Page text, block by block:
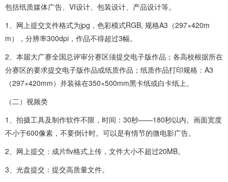
包括纸质媒体广告、VI设计、包装设计、产品设计等。
1、网上提交文件格式为jpg，色彩模式RGB, 规格A3（297×420m
m），分辨率300dpi，作品不得超过3幅。
2、本届大广赛全国总评审分赛区须提交电子版作品；各高校根据所在
分赛区的要求提交电子版作品或纸质作品；纸质作品打印规格：A3
（297×420mm）并装裱在350×500mm黑卡纸或白卡纸上。
（二）视频类
1、拍摄工具及制作软件不限，时间：30秒——180秒以内。画面宽度
不小于600像素，不要倒计时。可以是有情节的微电影广告。
2、网上提交：成片flv格式上传，文件大小不超过20MB。
3、光盘提交：提交高质量文件。